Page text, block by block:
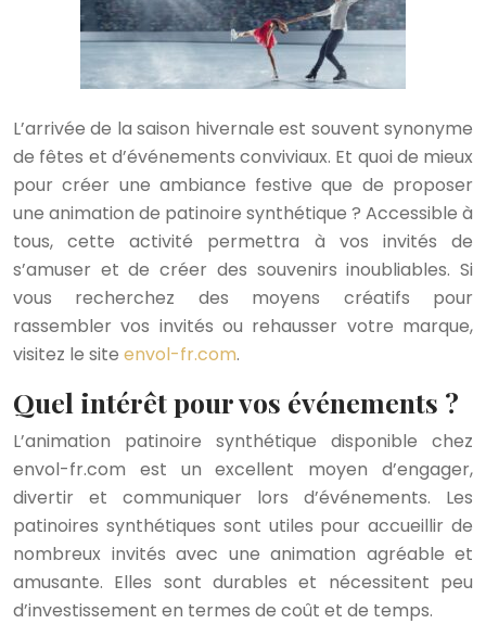
L’arrivée de la saison hivernale est souvent synonyme
de fêtes et d’événements conviviaux. Et quoi de mieux
pour créer une ambiance festive que de proposer
une animation de patinoire synthétique ? Accessible à
tous, cette activité permettra à vos invités de
s’amuser et de créer des souvenirs inoubliables. Si
vous recherchez des moyens créatifs pour
rassembler vos invités ou rehausser votre marque,
visitez le site envol-fr.com.
Quel intérêt pour vos événements ?
L’animation patinoire synthétique disponible chez
envol-fr.com est un excellent moyen d’engager,
divertir et communiquer lors d’événements. Les
patinoires synthétiques sont utiles pour accueillir de
nombreux invités avec une animation agréable et
amusante. Elles sont durables et nécessitent peu
d’investissement en termes de coût et de temps.